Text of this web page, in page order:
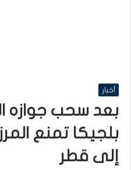
أخبار
بعد سحب جوازه
بلجيكا تمنع
إلى قطر